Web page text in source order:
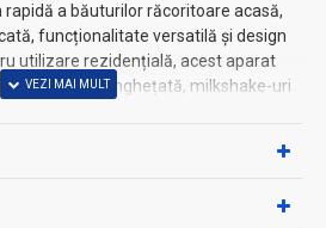
a băuturilor răcoritoare acasă,
funcționalitate versatilă și design
utilizare rezidențială, acest aparat
în slush, înghețată, milkshake-uri
în doar